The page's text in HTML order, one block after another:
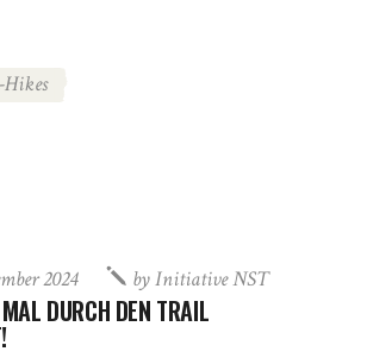
2024 byInitiative NST
DURCH DEN TRAIL